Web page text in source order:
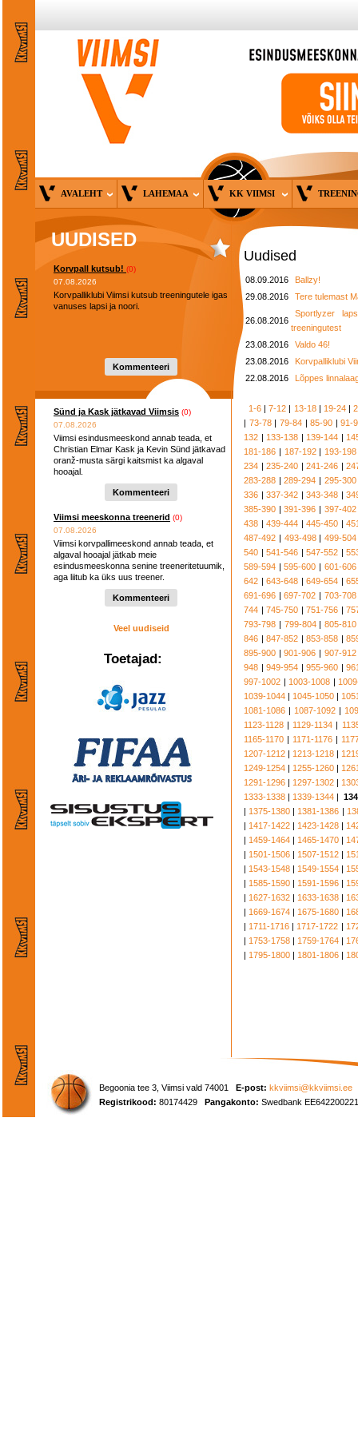
AVALEHT LAHEMAA KK VIIMSI
UUDISED
Korvpall kutsub! (0)
07.08.2026
Korvpalliklubi Viimsi kutsub treeningutele igas
vanuses lapsi ja noori.
Kommenteeri
Sünd ja Kask jätkavad Viimsis (0)
07.08.2026
Viimsi esindusmeeskond annab teada, et
Christian Elmar Kask ja Kevin Sünd jätkavad
oranž-musta särgi kaitsmist ka algaval
hooajal.
Kommenteeri
Viimsi meeskonna treenerid (0)
07.08.2026
Viimsi korvpallimeeskond annab teada, et
algaval hooajal jätkab meie
esindusmeeskonna senine treeneritetuumik,
aga liitub ka üks uus treener.
Kommenteeri
Veel uudiseid
Toetajad:
Uudised
08.09.2016
Ballzy!
29.08.2016
Tere tulemast
26.08.2016
Sportlyzer
treeningutest
23.08.2016
Valdo 46!
23.08.2016
Korvpalliklubi
22.08.2016
Lõppes
1-6 |7-12 | 13-18| 19-24|
| 73-78| 79-84|85-90 |91-
132 | 133-138 | 139-144 |
181-186 | 187-192| 193-198
234 |235-240 |241-246 |
283-288 |289-294 | 295-300
336 |337-342 |343-348 |
385-390 |391-396 | 397-402
438 |439-444 |445-450 |
487-492 | 493-498| 499-504
540 |541-546 |547-552 |
589-594 |595-600 | 601-606
642 |643-648 |649-654 |
691-696 |697-702 | 703-708
744 |745-750 |751-756 |
793-798 | 799-804| 805-810
846 |847-852 |853-858 |
895-900 |901-906 | 907-912
948 |949-954 |955-960 |
997-1002 | 1003-1008 |
1039-1044 | 1045-1050 |
1081-1086 | 1087-1092 |
1123-1128 | 1129-1134 |
1165-1170 | 1171-1176|
1207-1212 | 1213-1218 |
1249-1254 | 1255-1260 |
1291-1296 | 1297-1302 |
1333-1338 | 1339-1344 |
| 1375-1380 | 1381-1386 |
| 1417-1422 | 1423-1428 |
| 1459-1464 | 1465-1470 |
| 1501-1506 | 1507-1512 |
| 1543-1548 | 1549-1554 |
| 1585-1590 | 1591-1596 |
| 1627-1632 | 1633-1638 |
| 1669-1674 | 1675-1680 |
| 1711-1716 | 1717-1722 |
| 1753-1758 | 1759-1764 |
| 1795-1800 | 1801-1806 |
Begoonia tee 3, Viimsi vald 74001 E-post: kkviimsi@kkviimsi.ee
Registrikood: 80174429 Pangakonto: Swedbank